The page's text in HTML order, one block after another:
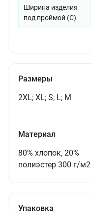
Ширина изделия
под проймой (С)
Размеры
2XL; XL; S; L; M
Материал
80% хлопок, 20%
полиэстер 300 г/м2
Упаковка